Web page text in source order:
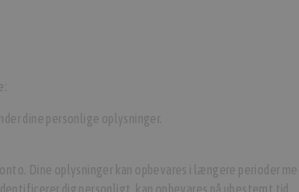
dine personlige oplysninger.
Dine oplysninger kan opbevares i længere perioder
dig personligt, kan opbevares på ubestemt tid.